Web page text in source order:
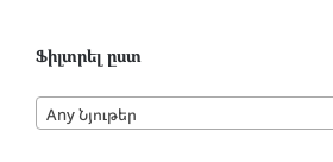
Ֆիլտրել ըստ
Any Նյութեր